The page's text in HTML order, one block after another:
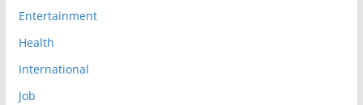
Entertainment
Health
International
Job